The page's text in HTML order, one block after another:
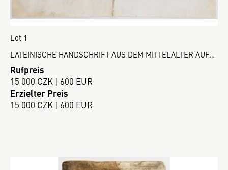
Lot 1
LATEINISCHE HANDSCHRIFT AUS DEM MITTELALTER AUF…
Rufpreis
15 000 CZK | 600 EUR
Erzielter Preis
15 000 CZK | 600 EUR